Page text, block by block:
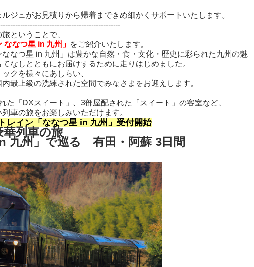
ジュがお見積りから帰着まできめ細かくサポートいたします。
ということで、
ななつ星 in 九州」 をご紹介いたします。
ななつ星 in 九州」は豊かな自然・食・文化・歴史に彩られた九州の魅
なしとともにお届けするために走りはじめました。
クを様々にあしらい、
最上級の洗練された空間でみなさまをお迎えします。
た「DXスイート」、3部屋配された「スイート」の客室など、
車の旅をお楽しみいただけます。
レイン「ななつ星 in 九州」受付開始
華列車の旅
九州」で巡る 有田・阿蘇 3日間